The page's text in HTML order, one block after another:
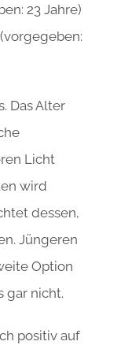
23 Jahre)
Das Alter
Licht
wird
dessen,
Jüngeren
Option
gar nicht.
positiv auf